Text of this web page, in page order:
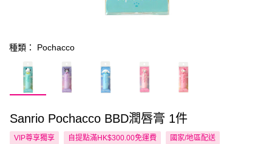
種類： Pochacco
Sanrio Pochacco BBD潤唇膏 1件
VIP尊享獨享 自提點滿HK$300.00免運費 國家/地區配送